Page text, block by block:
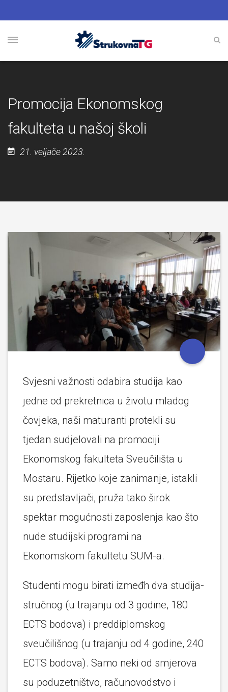
Promocija Ekonomskog
fakulteta u našoj školi
21. veljače 2023.
Svjesni važnosti odabira studija kao
jedne od prekretnica u životu mladog
čovjeka, naši maturanti protekli su
tjedan sudjelovali na promociji
Ekonomskog fakulteta Sveučilišta u
Mostaru. Rijetko koje zanimanje, istakli
su predstavljači, pruža tako širok
spektar mogućnosti zaposlenja kao što
nude studijski programi na
Ekonomskom fakultetu SUM-a.
Studenti mogu birati izmeđh dva studija-
stručnog (u trajanju od 3 godine, 180
ECTS bodova) i preddiplomskog
sveučilišnog (u trajanju od 4 godine, 240
ECTS bodova). Samo neki od smjerova
su poduzetništvo, računovodstvo i